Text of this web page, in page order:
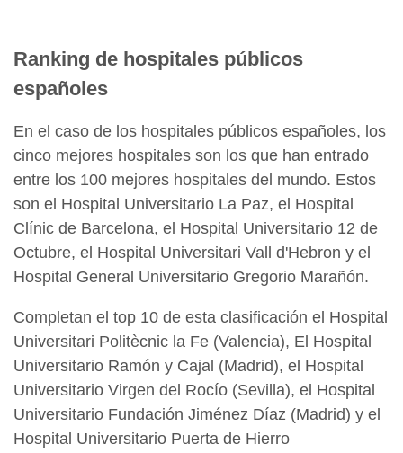
Ranking de hospitales públicos
españoles
En el caso de los hospitales públicos españoles, los
cinco mejores hospitales son los que han entrado
entre los 100 mejores hospitales del mundo. Estos
son el Hospital Universitario La Paz, el Hospital
Clínic de Barcelona, el Hospital Universitario 12 de
Octubre, el Hospital Universitari Vall d'Hebron y el
Hospital General Universitario Gregorio Marañón.
Completan el top 10 de esta clasificación el Hospital
Universitari Politècnic la Fe (Valencia), El Hospital
Universitario Ramón y Cajal (Madrid), el Hospital
Universitario Virgen del Rocío (Sevilla), el Hospital
Universitario Fundación Jiménez Díaz (Madrid) y el
Hospital Universitario Puerta de Hierro